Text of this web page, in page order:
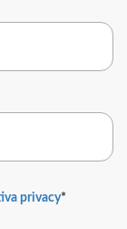
privacy*